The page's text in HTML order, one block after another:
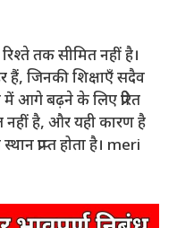
तक सीमित नहीं है।
हैं, जिनकी शिक्षाएँ सदैव
आगे बढ़ने के लिए प्रेरित
नहीं है, और यही कारण है
प्राप्त होता है। meri